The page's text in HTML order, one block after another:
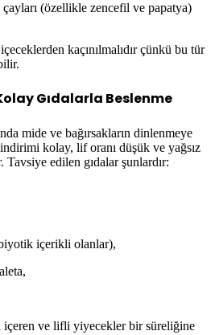
(özellikle zencefil ve papatya)
kaçınılmalıdır çünkü bu tür
Gıdalarla Beslenme
mide ve bağırsakların dinlenmeye
kolay, lif oranı düşük ve yağsız
edilen gıdalar şunlardır:
içerikli olanlar),
içeren ve lifli yiyecekler bir süreliğine